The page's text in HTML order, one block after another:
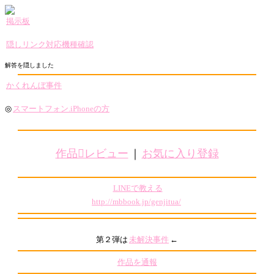
掲示板
隠しリンク対応機種確認
解答を隠しました
かくれんぼ事件
◎ スマートフォン.iPhoneの方
作品レビュー お気に入り登録
LINEで教える
http://mbbook.jp/genjitua/
第２弾は 未解決事件 ←
作品を通報